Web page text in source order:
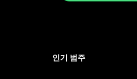
인기 범주